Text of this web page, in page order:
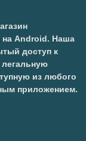
на Android. Наша
доступ к
из любого
приложением.